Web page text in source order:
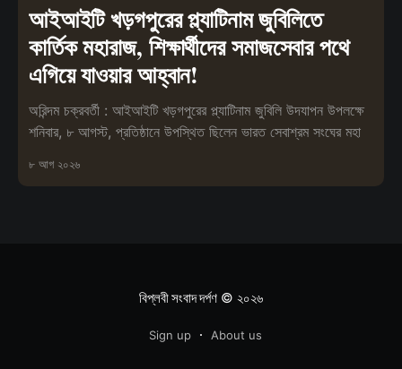
আইআইটি খড়গপুরের প্ল্যাটিনাম জুবিলিতে
কার্তিক মহারাজ, শিক্ষার্থীদের সমাজসেবার পথে
এগিয়ে যাওয়ার আহ্বান!
অরিন্দম চক্রবর্তী : আইআইটি খড়গপুরের প্ল্যাটিনাম জুবিলি উদযাপন উপলক্ষে
শনিবার, ৮ আগস্ট, প্রতিষ্ঠানে উপস্থিত ছিলেন ভারত সেবাশ্রম সংঘের মহা
৮ আগ ২০২৬
বিপ্লবী সংবাদ দর্পণ© ২০২৬
Sign up About us